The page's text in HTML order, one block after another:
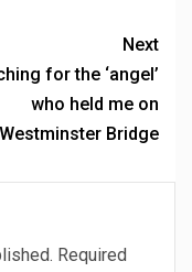
Next
for the ‘angel’
who held me on
Westminster Bridge
Required